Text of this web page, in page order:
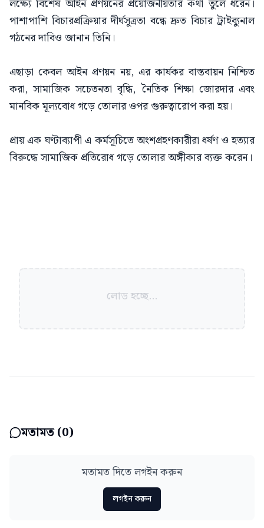
লক্ষ্যে বিশেষ আইন প্রণয়নের প্রয়োজনীয়তার কথা তুলে ধরেন।
পাশাপাশি বিচারপ্রক্রিয়ার দীর্ঘসূত্রতা বন্ধে দ্রুত বিচার ট্রাইব্যুনাল
গঠনের দাবিও জানান তিনি।
এছাড়া কেবল আইন প্রণয়ন নয়, এর কার্যকর বাস্তবায়ন নিশ্চিত
করা, সামাজিক সচেতনতা বৃদ্ধি, নৈতিক শিক্ষা জোরদার এবং
মানবিক মূল্যবোধ গড়ে তোলার ওপর গুরুত্বারোপ করা হয়।
প্রায় এক ঘণ্টাব্যাপী এ কর্মসূচিতে অংশগ্রহণকারীরা ধর্ষণ ও হত্যার
বিরুদ্ধে সামাজিক প্রতিরোধ গড়ে তোলার অঙ্গীকার ব্যক্ত করেন।
লোড হচ্ছে...
মতামত (0)
মতামত দিতে লগইন করুন
লগইন করুন